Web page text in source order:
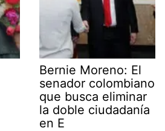
Bernie Moreno: El
senador colombiano
que busca eliminar
la doble ciudadanía
en E